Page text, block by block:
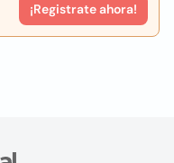
¡Registrate ahora!